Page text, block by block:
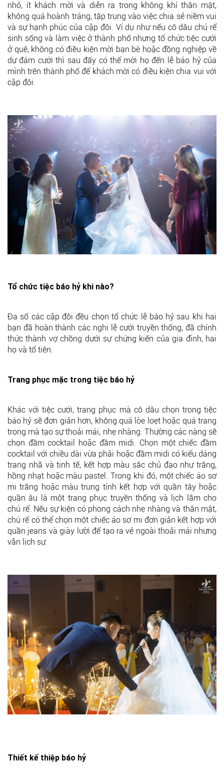
nhỏ, ít khách mời và diễn ra trong không khí thân mật,
không quá hoành tráng, tập trung vào việc chia sẻ niềm vui
và sự hạnh phúc của cặp đôi. Ví dụ như nếu cô dâu chú rể
sinh sống và làm việc ở thành phố nhưng tổ chức tiệc cưới
ở quê, không có điều kiện mời bạn bè hoặc đồng nghiệp về
dự đám cưới thì sau đấy có thể mời họ đến lễ báo hỷ của
mình trên thành phố để khách mời có điều kiện chia vui với
cặp đôi.
Tổ chức tiệc báo hỷ khi nào?
Đa số các cặp đôi đều chọn tổ chức lễ báo hỷ sau khi hai
bạn đã hoàn thành các nghi lễ cưới truyền thống, đã chính
thức thành vợ chồng dưới sự chứng kiến của gia đình, hai
họ và tổ tiên.
Trang phục mặc trong tiệc báo hỷ
Khác với tiệc cưới, trang phục mà cô dâu chọn trong tiệc
báo hỷ sẽ đơn giản hơn, không quá lòe loẹt hoặc quá trang
trọng mà tạo sự thoải mái, nhẹ nhàng. Thường các nàng sẽ
chọn đầm cocktail hoặc đầm midi. Chọn một chiếc đầm
cocktail với chiều dài vừa phải hoặc đầm midi có kiểu dáng
trang nhã và tinh tế, kết hợp màu sắc chủ đạo như trắng,
hồng nhạt hoặc màu pastel. Trong khi đó, một chiếc áo sơ
mi trắng hoặc màu trung tính kết hợp với quần tây hoặc
quần âu là một trang phục truyền thống và lịch lãm cho
chú rể. Nếu sự kiện có phong cách nhẹ nhàng và thân mật,
chú rể có thể chọn một chiếc áo sơ mi đơn giản kết hợp với
quần jeans và giày lười để tạo ra vẻ ngoài thoải mái nhưng
vẫn lịch sự.
Thiết kế thiệp báo hỷ